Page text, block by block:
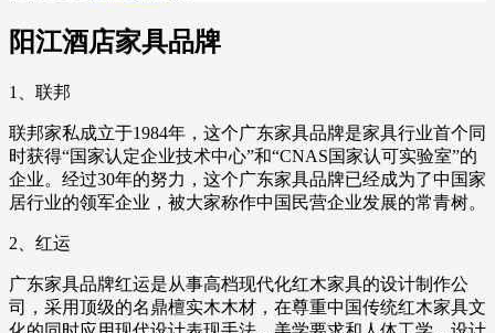
阳江酒店家具品牌
1、联邦
联邦家私成立于1984年，这个广东家具品牌是家具行业首个同
时获得“国家认定企业技术中心”和“CNAS国家认可实验室”的
企业。经过30年的努力，这个广东家具品牌已经成为了中国家
居行业的领军企业，被大家称作中国民营企业发展的常青树。
2、红运
广东家具品牌红运是从事高档现代化红木家具的设计制作公
司，采用顶级的名鼎檀实木木材，在尊重中国传统红木家具文